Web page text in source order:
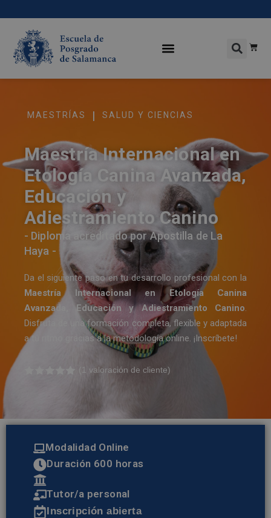
MAESTRÍAS | SALUD Y CIENCIAS
Maestría Internacional en
Etología Canina Avanzada,
Educación y
Adiestramiento Canino
- Diploma acreditado por Apostilla de La
Haya -
Da el siguiente paso en tu desarrollo profesional con la
Maestría Internacional en Etología Canina
Avanzada, Educación y Adiestramiento Canino.
Disfruta de una formación completa, flexible y adaptada
a tu ritmo gracias a la metodología online. ¡Inscríbete!
de un
1 valoración de cliente)
Modalidad Online
Duración 600 horas
Tutor/a personal
Inscripción abierta